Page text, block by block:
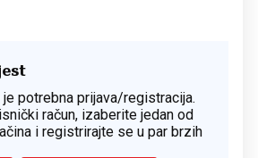
potrebna prijava/registracija.
račun, izaberite jedan od
i registrirajte se u par brzih